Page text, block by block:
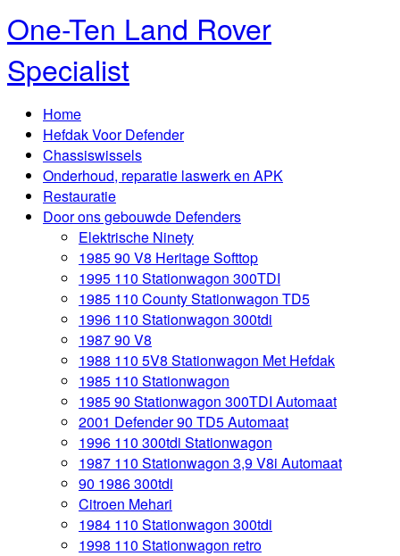
One-Ten Land Rover
Specialist
Home
Hefdak Voor Defender
Chassiswissels
Onderhoud, reparatie laswerk en APK
Restauratie
Door ons gebouwde Defenders
Elektrische Ninety
1985 90 V8 Heritage Softtop
1995 110 Stationwagon 300TDI
1985 110 County Stationwagon TD5
1996 110 Stationwagon 300tdi
1987 90 V8
1988 110 5V8 Stationwagon Met Hefdak
1985 110 Stationwagon
1985 90 Stationwagon 300TDI Automaat
2001 Defender 90 TD5 Automaat
1996 110 300tdi Stationwagon
1987 110 Stationwagon 3,9 V8i Automaat
90 1986 300tdi
Citroen Mehari
1984 110 Stationwagon 300tdi
1998 110 Stationwagon retro